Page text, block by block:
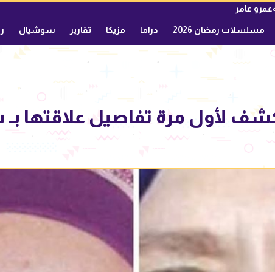
عمرو عامر
مسلسلات رمضان 2026 دراما مزيكا تقارير سوشيال
لأول مرة تفاصيل علاقتها بـ